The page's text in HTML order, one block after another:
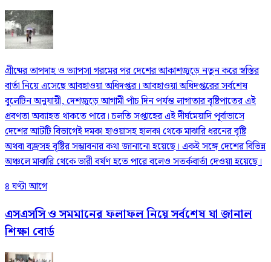
গ্রীষ্মের তাপদাহ ও ভ্যাপসা গরমের পর দেশের আকাশজুড়ে নতুন করে স্বস্তির
বার্তা নিয়ে এসেছে আবহাওয়া অধিদপ্তর। আবহাওয়া অধিদপ্তরের সর্বশেষ
বুলেটিন অনুযায়ী, দেশজুড়ে আগামী পাঁচ দিন পর্যন্ত লাগাতার বৃষ্টিপাতের এই
প্রবণতা অব্যাহত থাকতে পারে। চলতি সপ্তাহের এই দীর্ঘমেয়াদি পূর্বাভাসে
দেশের আটটি বিভাগেই দমকা হাওয়াসহ হালকা থেকে মাঝারি ধরনের বৃষ্টি
অথবা বজ্রসহ বৃষ্টির সম্ভাবনার কথা জানানো হয়েছে। একই সঙ্গে দেশের বিভিন্ন
অঞ্চলে মাঝারি থেকে ভারী বর্ষণ হতে পারে বলেও সতর্কবার্তা দেওয়া হয়েছে।
৪ ঘণ্টা আগে
এসএসসি ও সমমানের ফলাফল নিয়ে সর্বশেষ যা জানাল
শিক্ষা বোর্ড